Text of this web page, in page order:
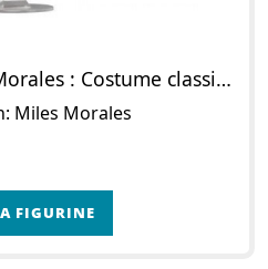
Figurine POP Miles Morales : Costume classique , S.T.R.I.K.E. Costume, Costume du chat Bodega & Costume T.R.A.C.K (Black Light)
Miles Morales
FIGURINE